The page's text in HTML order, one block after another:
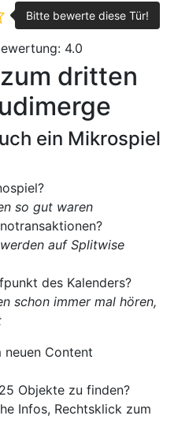
4.0
dritten
ein Mikrospiel
so gut waren
auf Splitwise
des Kalenders?
schon immer mal hören,
neuen Content
Objekte zu finden?
Infos, Rechtsklick zum